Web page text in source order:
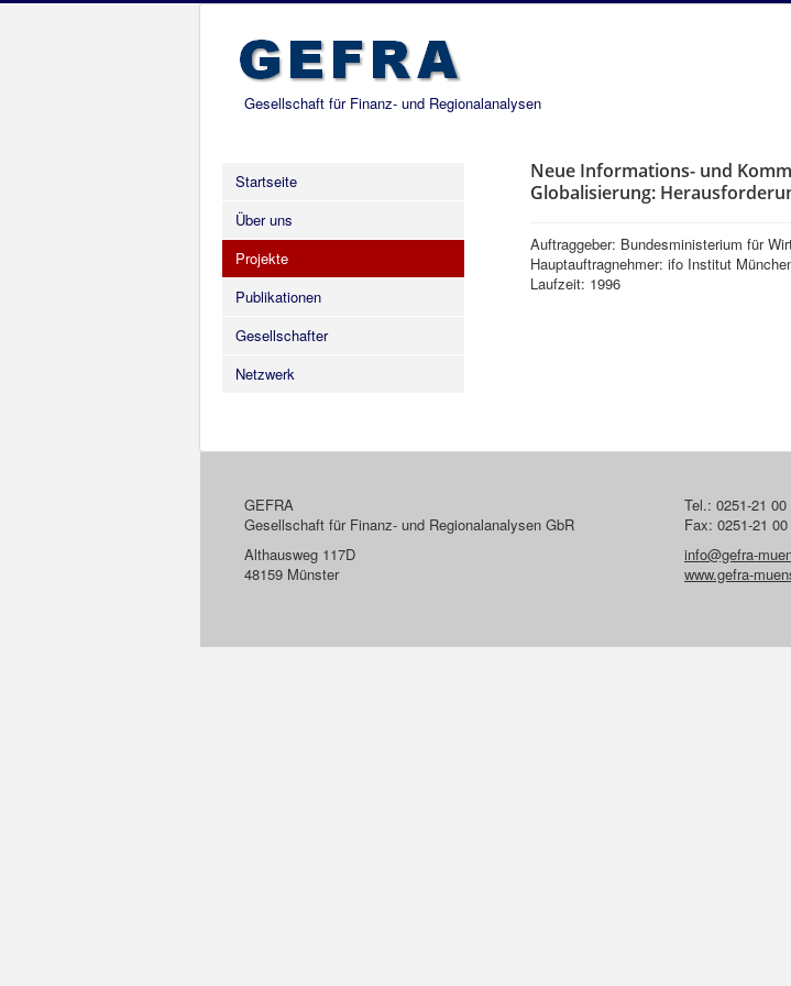
Gesellschaft für Finanz- und Regionalanalysen
Startseite
Über uns
Projekte
Publikationen
Gesellschafter
Netzwerk
Neue Informations- und
Globalisierung:
Auftraggeber: Bundesministerium für
Hauptauftragnehmer: ifo Institut
Laufzeit: 1996
GEFRA
Gesellschaft für Finanz- und Regionalanalysen GbR
Althausweg 117D
48159 Münster
Tel.: 0251-21 00
Fax: 0251-21
info@gefra-
www.gefra-